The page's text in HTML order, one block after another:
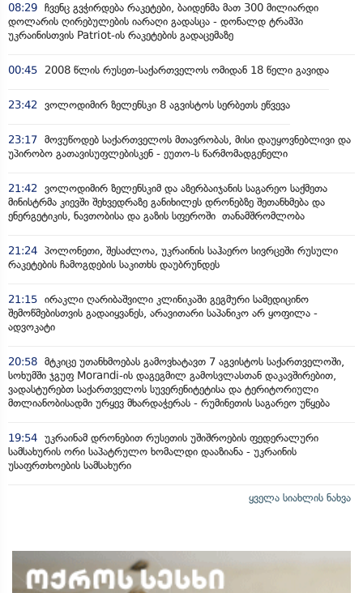
08:29 ჩვენც გვჭირდება რაკეტები, ბაიდენმა მათ 300 მილიარდი
დოლარის ღირებულების იარაღი გადასცა - დონალდ ტრამპი
უკრაინისთვის Patriot-ის რაკეტების გადაცემაზე
00:45 2008 წლის რუსეთ-საქართველოს ომიდან 18 წელი გავიდა
23:42 ვოლოდიმირ ზელენსკი 8 აგვისტოს სერბეთს ეწვევა
23:17 მოვუწოდებ საქართველოს მთავრობას, მისი დაუყოვნებლივი და
უპირობო გათავისუფლებისკენ - ეუთო-ს წარმომადგენელი
21:42 ვოლოდიმირ ზელენსკიმ და აზერბაიჯანის საგარეო საქმეთა
მინისტრმა კიევში შეხვედრაზე განიხილეს დრონებზე შეთანხმება და
ენერგეტიკის, ნავთობისა და გაზის სფეროში თანამშრომლობა
21:24 პოლონეთი, შესაძლოა, უკრაინის საჰაერო სივრცეში რუსული
რაკეტების ჩამოგდების საკითხს დაუბრუნდეს
21:15 ირაკლი ღარიბაშვილი კლინიკაში გეგმური სამედიცინო
შემოწმებისთვის გადაიყვანეს, არავითარი საპანიკო არ ყოფილა -
ადვოკატი
20:58 მტკიცე უთანხმოებას გამოვხატავთ 7 აგვისტოს საქართველოში,
სოხუმში ჯგუფ Morandi-ის დაგეგმილ გამოსვლასთან დაკავშირებით,
ვადასტურებთ საქართველოს სუვერენიტეტისა და ტერიტორიული
მთლიანობისადმი ურყევ მხარდაჭერას - რუმინეთის საგარეო უწყება
19:54 უკრაინამ დრონებით რუსეთის უშიშროების ფედერალური
სამსახურის ორი საპატრულო ხომალდი დააზიანა - უკრაინის
უსაფრთხოების სამსახური
ყველა სიახლის ნახვა